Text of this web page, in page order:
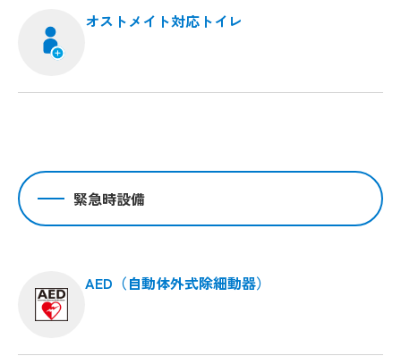
オストメイト対応トイレ
緊急時設備
AED（自動体外式除細動器）